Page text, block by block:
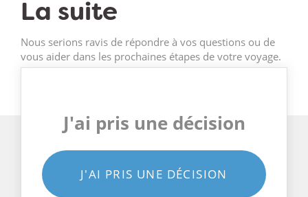
La suite
Nous serions ravis de répondre à vos questions ou de
vous aider dans les prochaines étapes de votre voyage.
J'ai pris une décision
J'AI PRIS UNE DÉCISION